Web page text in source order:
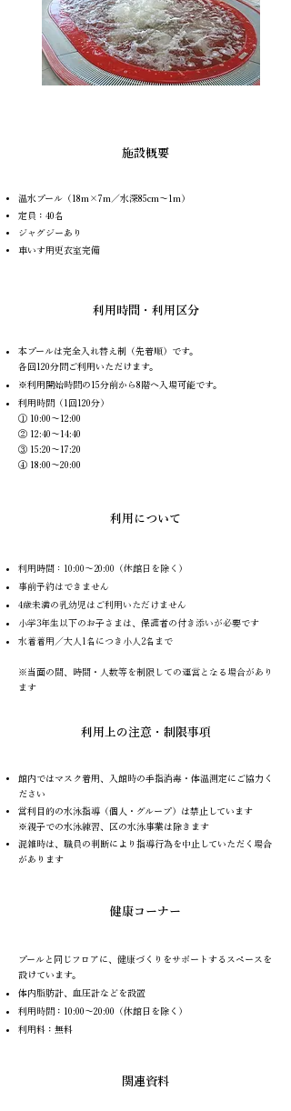
​施設概要
温水プール（18m×7m／水深85cm〜1m）
定員：40名
ジャグジーあり
車いす用更衣室完備​
利用時間・利用区分
本プールは完全入れ替え制（先着順）です。
各回120分間ご利用いただけます。
※利用開始時間の15分前から8階へ入場可能です。
利用時間（1回120分）
① 10:00〜12:00
② 12:40〜14:40
③ 15:20〜17:20
④ 18:00〜20:00
利用について
利用時間：10:00〜20:00（休館日を除く）
事前予約はできません
4歳未満の乳幼児はご利用いただけません
小学3年生以下のお子さまは、保護者の付き添いが必要です
水着着用／大人1名につき小人2名まで
※当面の間、時間・人数等を制限しての運営となる場合があり
ます
​利用上の注意・制限事項
館内ではマスク着用、入館時の手指消毒・体温測定にご協力く
ださい
営利目的の水泳指導（個人・グループ）は禁止しています
※親子での水泳練習、区の水泳事業は除きます
混雑時は、職員の判断により指導行為を中止していただく場合
があります​
健康コーナー
プールと同じフロアに、健康づくりをサポートするスペースを
設けています。
体内脂肪計、血圧計などを設置
利用時間：10:00〜20:00（休館日を除く）
利用料：無料
関連資料